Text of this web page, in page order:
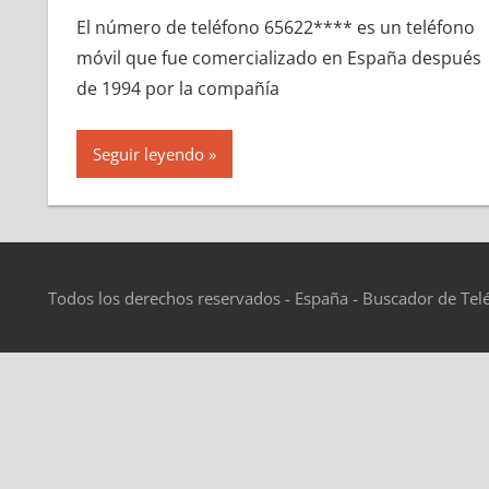
El número dе teléfono 65622**** es un teléfono
móvil quе fue comercializado en España después
dе 1994 pοr la compañía
Seguir leyendo
Todos los derechos reservados - España - Buscador de